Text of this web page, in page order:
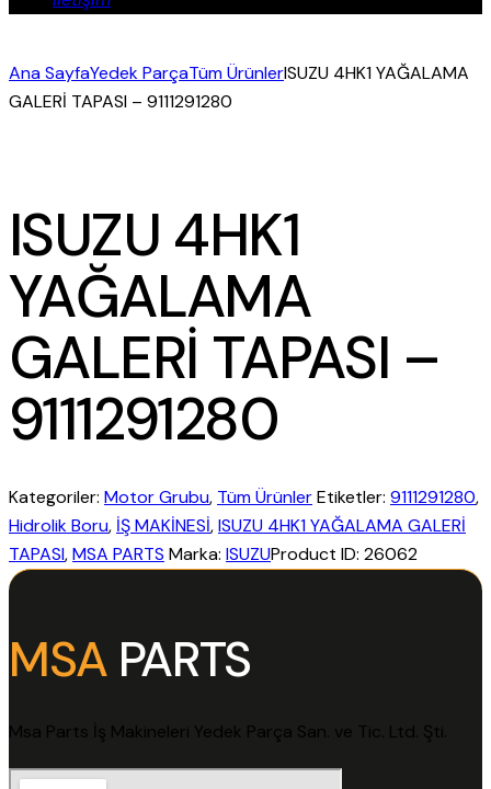
Ana SayfaYedek ParçaTüm ÜrünlerISUZU 4HK1 YAĞALAMA
GALERİ TAPASI – 9111291280
ISUZU 4HK1
YAĞALAMA
GALERİ TAPASI –
9111291280
Kategoriler: Motor Grubu, Tüm ÜrünlerEtiketler: 9111291280,
Hidrolik Boru, İŞ MAKİNESİ,ISUZU 4HK1 YAĞALAMA GALERİ
TAPASI,MSA PARTS Marka: ISUZUProduct ID: 26062
MSA PARTS
Msa Parts İş Makineleri Yedek Parça San. ve Tic. Ltd. Şti.